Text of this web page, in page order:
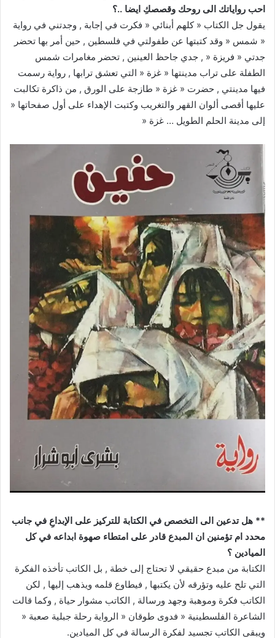
احب رواياتك الى روحك وقصصكِ ايضا ..؟
يقول جل الكتاب « كلهم أبنائي « فكرت في إجابة , وجدتني في رواية
« شمس « وقد كتبتها عن طفولتي في فلسطين , حين أمر بها تحضر
جدتي « فريزة « , جدي جاحظ العينين , تحضر مغامرات شمس
الطفلة على تراب مدينتها « غزة « التي تعشق ترابها , رواية رسمت
فيها مدينتي , حضرت « غزة « طازجة على الورق , من ذاكرة تكالبت
عليها أقصى ألوان القهر والتغريب وكتبت الإهداء على أول صفحاتها «
إلى مدينة الحلم الطويل … غزة «
** هل تدعين الى التخصص في الكتابة للتركيز على الإبداعِ في جانب
محدد ام تؤمنين ان المبدع قادر على امتطاء صهوة ابداعه في كل
الميادين ؟
الكتابة من مبدع حقيقي لا تحتاج إلى خطة , بل الكاتب تأخذه الفكرة
التي تلح عليه وتؤرقه لأن يكتبها , فيطاوع قلمه ويذهب إليها , لكن
الكاتب فكرة وموهبة وجهد ورسالة , الكاتب مشوار حياة , وكما قالت
الشاعرة الفلسطينية « فدوى طوقان « الرواية رحلة جبلية صعبة «
ويبقى الكاتب تجسيد لفكرة الرسالة في كل الميادين.